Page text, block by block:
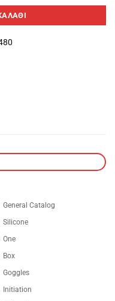
General Catalog
Silicone
One
Box
Goggles
Initiation